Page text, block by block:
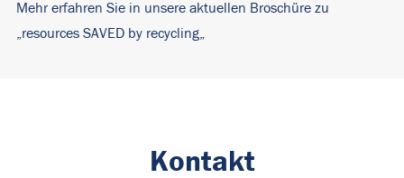
Mehr erfahren Sie in unsere aktuellen Broschüre zu
resources SAVED by recycling
Kontakt